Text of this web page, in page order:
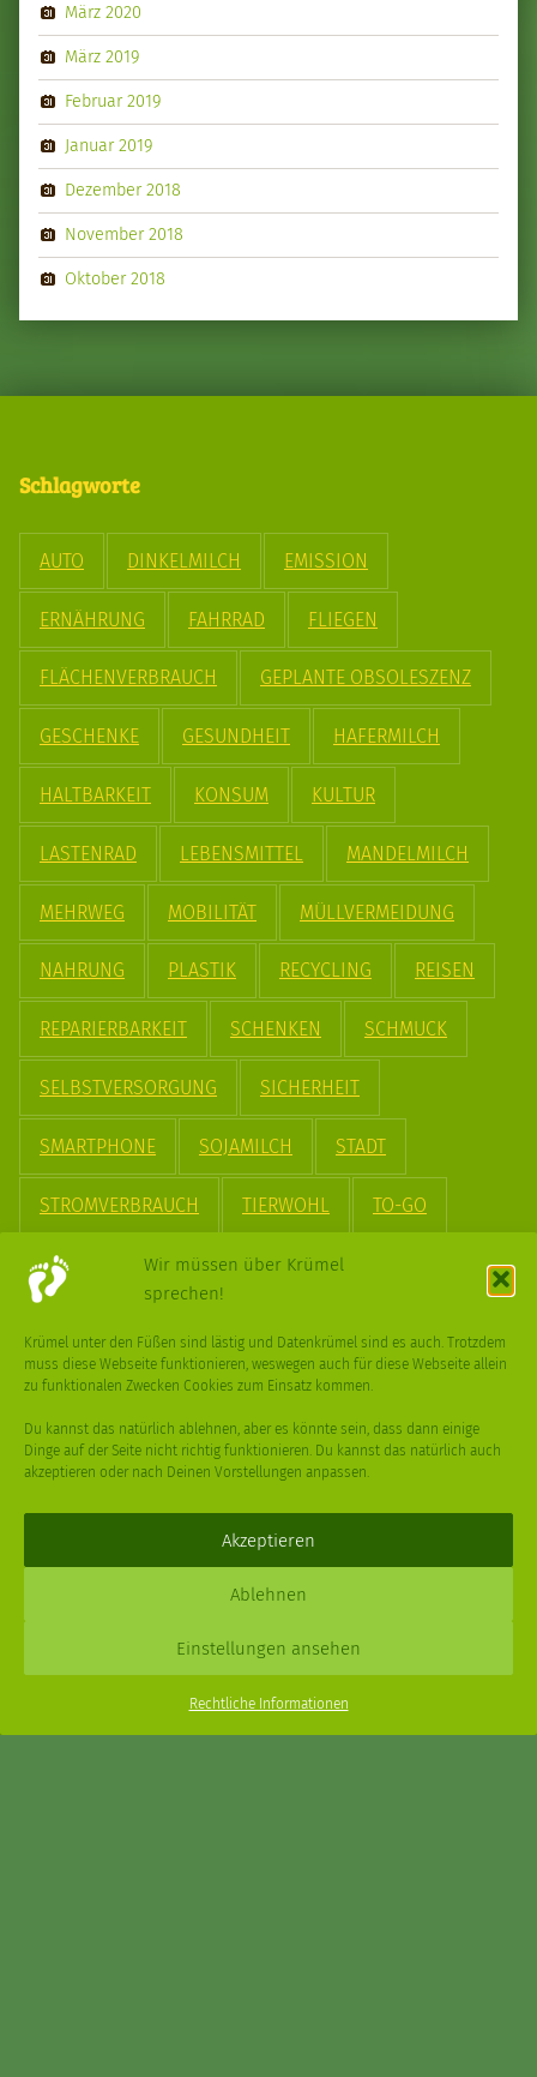
Wir müssen über Krümel
sprechen!
Krümel unter den Füßen sind lästig und Datenkrümel sind es auch. Trotzdem
muss diese Webseite funktionieren, weswegen auch für diese Webseite allein
zu funktionalen Zwecken Cookies zum Einsatz kommen.
Du kannst das natürlich ablehnen, aber es könnte sein, dass dann einige
Dinge auf der Seite nicht richtig funktionieren. Du kannst das natürlich auch
akzeptieren oder nach Deinen Vorstellungen anpassen.
Akzeptieren
Ablehnen
Einstellungen ansehen
Rechtliche Informationen
Menu
März 2020
März 2019
Februar 2019
Januar 2019
Dezember 2018
November 2018
Oktober 2018
Schlagworte
AUTO DINKELMILCH EMISSION
ERNÄHRUNG FAHRRAD FLIEGEN
FLÄCHENVERBRAUCH GEPLANTE OBSOLESZENZ
GESCHENKE GESUNDHEIT HAFERMILCH
HALTBARKEIT KONSUM KULTUR
LASTENRAD LEBENSMITTEL MANDELMILCH
MEHRWEG MOBILITÄT MÜLLVERMEIDUNG
NAHRUNG PLASTIK RECYCLING REISEN
REPARIERBARKEIT SCHENKEN SCHMUCK
SELBSTVERSORGUNG SICHERHEIT
SMARTPHONE SOJAMILCH STADT
STROMVERBRAUCH TIERWOHL TO-GO
TREND UPCYCLING VEGAN
WEIHNACHTSBAUM WINTER
XPDT : Marken & Kommunikation